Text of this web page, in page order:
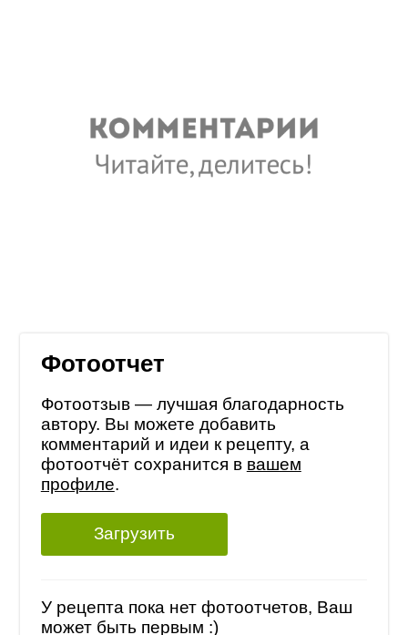
Фотоотчет
Фотоотзыв — лучшая благодарность
автору. Вы можете добавить
комментарий и идеи к рецепту, а
фотоотчёт сохранится в вашем
профиле.
Загрузить
У рецепта пока нет фотоотчетов, Ваш
может быть первым :)